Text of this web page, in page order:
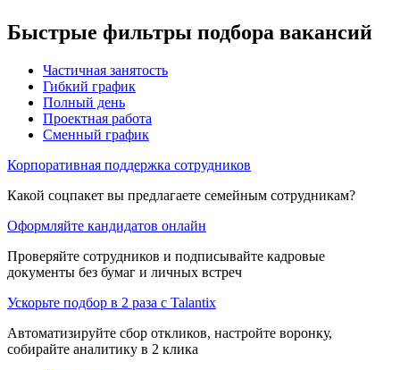
Быстрые фильтры подбора вакансий
Частичная занятость
Гибкий график
Полный день
Проектная работа
Сменный график
Корпоративная поддержка сотрудников
Какой соцпакет вы предлагаете семейным сотрудникам?
Оформляйте кандидатов онлайн
Проверяйте сотрудников и подписывайте кадровые
документы без бумаг и личных встреч
Ускорьте подбор в 2 раза с Talantix
Автоматизируйте сбор откликов, настройте воронку,
собирайте аналитику в 2 клика